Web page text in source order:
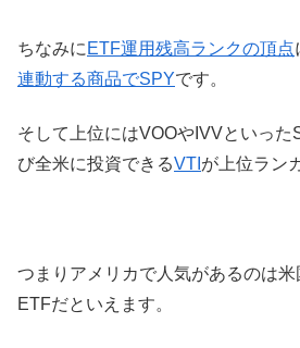
ちなみに ETF運用残高ランクの頂点
連動する商品でSPYです。
そして上位にはVOOやIVVといった
び全米に投資できるVTI が上位ラン
つまりアメリカで人気があるのは
ETFだといえます。